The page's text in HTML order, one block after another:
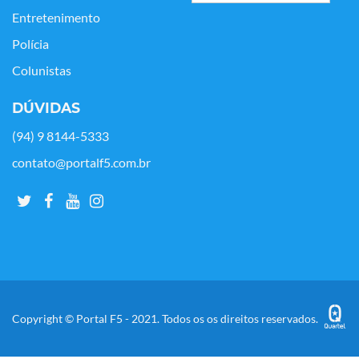
Entretenimento
Polícia
Colunistas
DÚVIDAS
(94) 9 8144-5333
contato@portalf5.com.br
Copyright © Portal F5 - 2021. Todos os os direitos reservados.